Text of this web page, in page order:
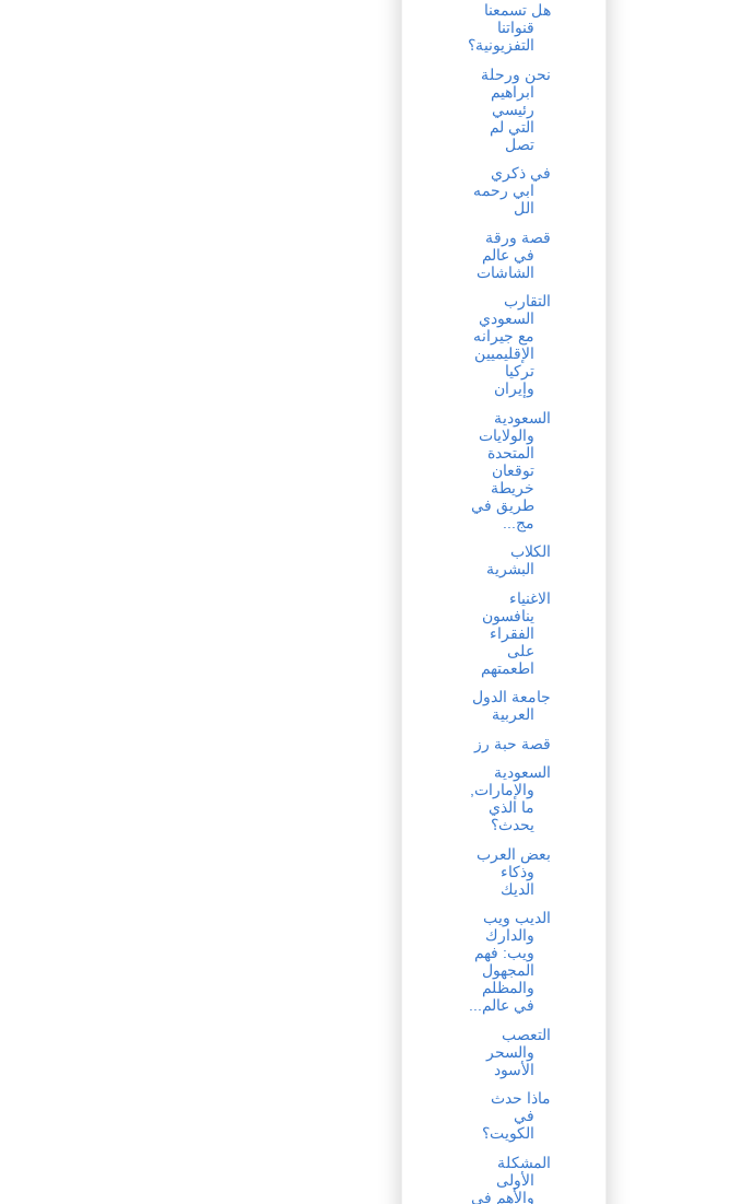
هل تسمعنا
قنواتنا
التفزيونية؟
نحن ورحلة
ابراهيم
رئيسي
التي لم
تصل
في ذكري
ابي رحمه
الل
قصة ورقة
في عالم
الشاشات
التقارب
السعودي
مع جيرانه
الإقليميين
تركيا
وإيران
السعودية
والولايات
المتحدة
توقعان
خريطة
طريق في
مج...
الكلاب
البشرية
الاغنياء
ينافسون
الفقراء
على
اطعمتهم
جامعة الدول
العربية
قصة حبة رز
السعودية
والإمارات,
ما الذي
يحدث؟
بعض العرب
وذكاء
الديك
الديب ويب
والدارك
ويب: فهم
المجهول
والمظلم
في عالم...
التعصب
والسحر
الأسود
ماذا حدث
في
الكويت؟
المشكلة
الأولى
والأهم في